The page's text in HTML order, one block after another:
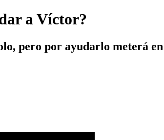
a Víctor?
pero por ayudarlo meterá